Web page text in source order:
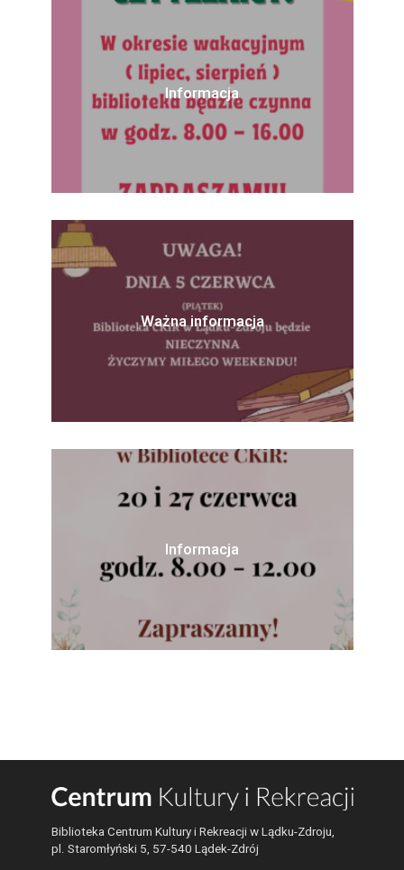
Informacja
Ważna informacja
Informacja
Biblioteka Centrum Kultury i Rekreacji w Lądku-Zdroju,
pl. Staromłyński 5, 57-540 Lądek-Zdrój